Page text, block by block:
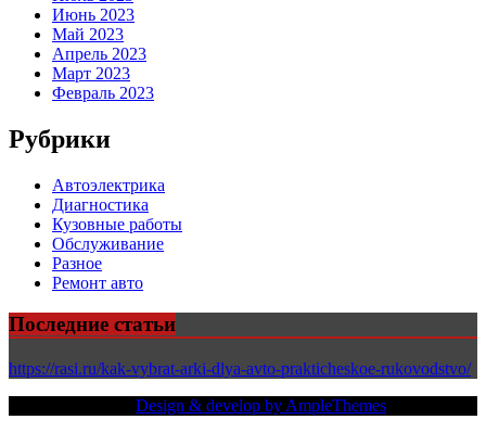
Июнь 2023
Май 2023
Апрель 2023
Март 2023
Февраль 2023
Рубрики
Автоэлектрика
Диагностика
Кузовные работы
Обслуживание
Разное
Ремонт авто
Последние статьи
https://rasi.ru/kak-vybrat-arki-dlya-avto-prakticheskoe-rukovodstvo/
Design & develop by AmpleThemes